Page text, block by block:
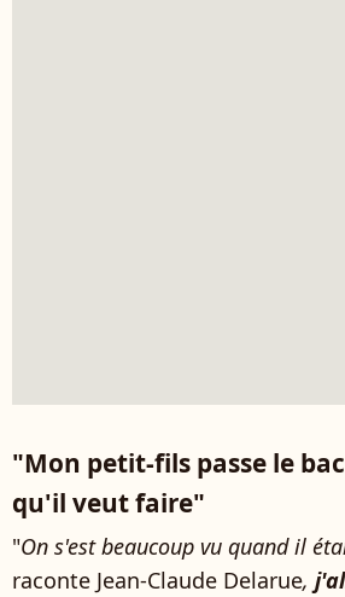
"Mon petit-fils passe le
qu'il veut faire"
"On s'est beaucoup vu quand il
raconte Jean-Claude Delarue,